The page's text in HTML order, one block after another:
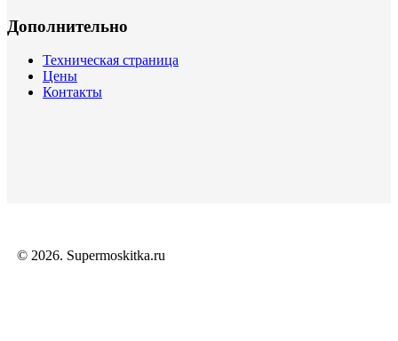
Дополнительно
Техническая страница
Цены
Контакты
© 2026. Supermoskitka.ru